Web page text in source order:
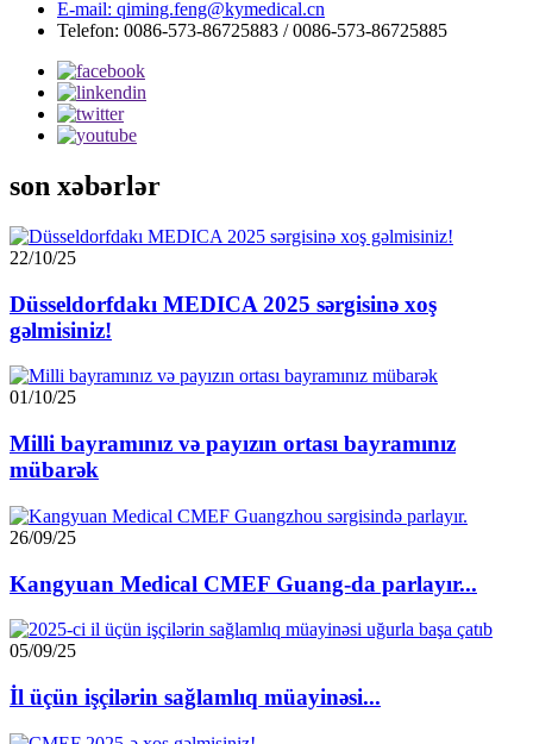
E-mail: qiming.feng@kymedical.cn
Telefon: 0086-573-86725883 / 0086-573-86725885
son xəbərlər
22/10/25
Düsseldorfdakı MEDICA 2025 sərgisinə xoş
gəlmisiniz!
01/10/25
Milli bayramınız və payızın ortası bayramınız
mübarək
26/09/25
Kangyuan Medical CMEF Guang-da parlayır...
05/09/25
İl üçün işçilərin sağlamlıq müayinəsi...